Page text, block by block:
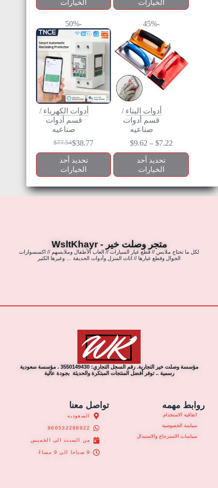
الخيارات
الخيارات
-45%
أدوات البناء /
قسم أدوات
صناعيه
$7.22
–
$9.62
تحديد أحد
الخيارات
-50%
أدوات الكهرباء /
قسم أدوات
صناعيه
$77.54$38.77
تحديد أحد
الخيارات
متجر وصلت خير - WsltKhayr
لكل ما تحتاج ملابس // قطع غيار السيارات // العاب الأطفال وملابسهم // اكسسوارات
الجوال وقطع غيارها // اثاث المنزل وأدوات الحديقة … وغيرها الكثير
مؤسسة وصلت خير التجارية. رقم السجل التجاري: 3550149430 . مؤسسة سعودية
رسمية .. توفر أفضل المنتجات المبتكرة والحديثة بجودة عالية
روابط مهمه
اتفاقية الاستخدام
سياسة الخصوصية
سياسات الاسترجاع والاستبدال
تواصل معنا
السعوديه
966532288822
من السبت الى الخميس
9 صباحا الى 9 مساءً